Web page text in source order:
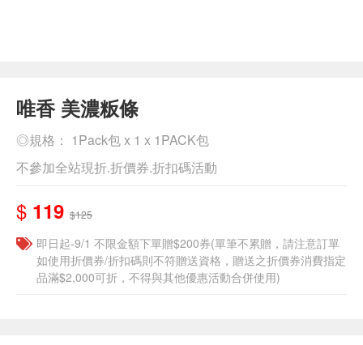
唯香 美濃粄條
◎規格： 1Pack包 x 1 x 1PACK包
不參加全站現折.折價券.折扣碼活動
$ 119 $125
即日起-9/1 不限金額下單贈$200券(單筆不累贈，請注意訂單
如使用折價券/折扣碼則不符贈送資格，贈送之折價券消費指定
品滿$2,000可折，不得與其他優惠活動合併使用)